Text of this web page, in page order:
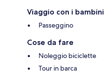
Viaggio con i bambini
Passeggino
Cose da fare
Noleggio biciclette
Tour in barca